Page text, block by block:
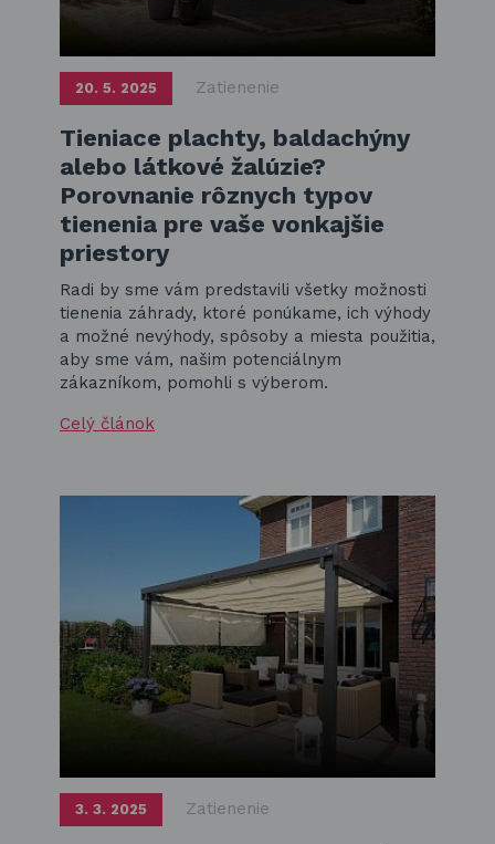
20. 5. 2025 Zatienenie
Tieniace plachty, baldachýny
alebo látkové žalúzie?
Porovnanie rôznych typov
tienenia pre vaše vonkajšie
priestory
Radi by sme vám predstavili všetky možnosti
tienenia záhrady, ktoré ponúkame, ich výhody
a možné nevýhody, spôsoby a miesta použitia,
aby sme vám, našim potenciálnym
zákazníkom, pomohli s výberom.
Celý článok
3. 3. 2025 Zatienenie